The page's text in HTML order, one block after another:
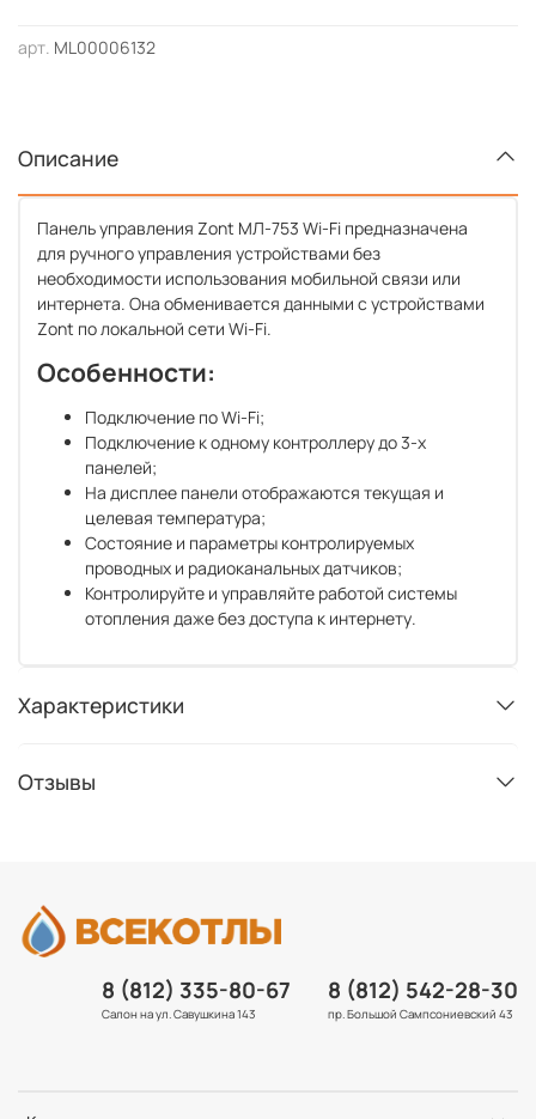
арт. ML00006132
Описание
Панель управления Zont МЛ-753 Wi-Fi предназначена
для ручного управления устройствами без
необходимости использования мобильной связи или
интернета. Она обменивается данными с устройствами
Zont по локальной сети Wi-Fi.
Особенности:
Подключение по Wi-Fi;
Подключение к одному контроллеру до 3-х
панелей;
На дисплее панели отображаются текущая и
целевая температура;
Состояние и параметры контролируемых
проводных и радиоканальных датчиков;
Контролируйте и управляйте работой системы
отопления даже без доступа к интернету.
Характеристики
Отзывы
8 (812) 335-80-67
Салон на ул. Савушкина 143
8 (812) 542-28-30
пр. Большой Сампсониевский 43